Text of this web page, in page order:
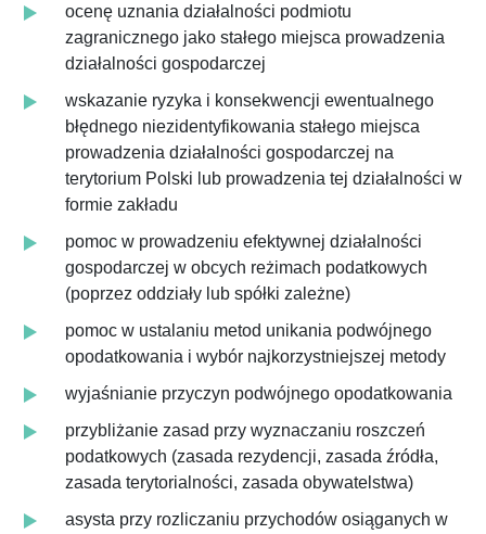
ocenę uznania działalności podmiotu
zagranicznego jako stałego miejsca prowadzenia
działalności gospodarczej
wskazanie ryzyka i konsekwencji ewentualnego
błędnego niezidentyfikowania stałego miejsca
prowadzenia działalności gospodarczej na
terytorium Polski lub prowadzenia tej działalności w
formie zakładu
pomoc w prowadzeniu efektywnej działalności
gospodarczej w obcych reżimach podatkowych
(poprzez oddziały lub spółki zależne)
pomoc w ustalaniu metod unikania podwójnego
opodatkowania i wybór najkorzystniejszej metody
wyjaśnianie przyczyn podwójnego opodatkowania
przybliżanie zasad przy wyznaczaniu roszczeń
podatkowych (zasada rezydencji, zasada źródła,
zasada terytorialności, zasada obywatelstwa)
asysta przy rozliczaniu przychodów osiąganych w